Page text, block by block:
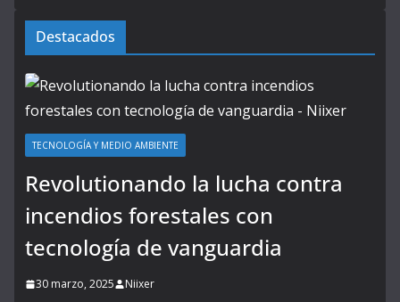
Destacados
TECNOLOGÍA Y MEDIO AMBIENTE
Revolutionando la lucha contra
incendios forestales con
tecnología de vanguardia
30 marzo, 2025 Niixer